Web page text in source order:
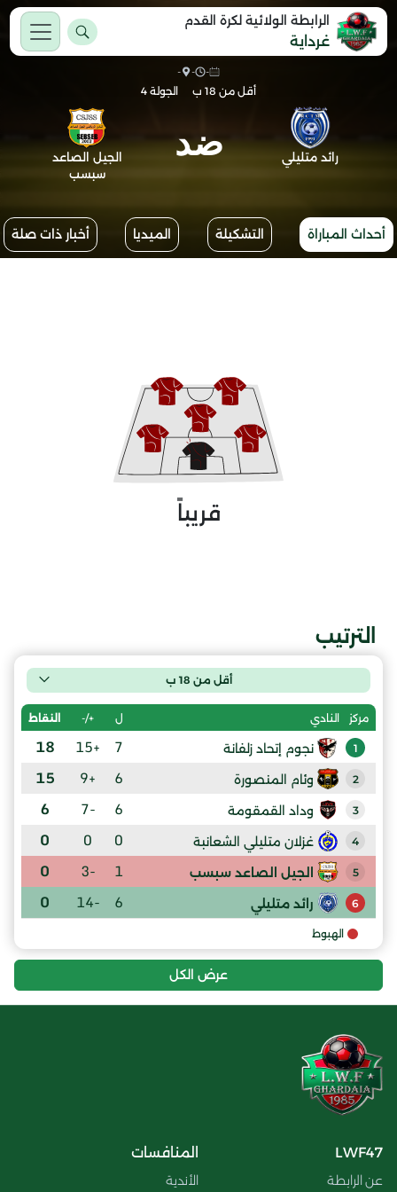
الرابطة الولائية لكرة القدم
غرداية
-
-
-
أقل من 18 ب
الجولة 4
رائد متليلي ضد
الجيل الصاعد
سبسب
أحداث المباراة التشكيلة الميديا أخبار ذات صلة
قريباً
الترتيب
أقل من 18 ب
مركز النادي ل +/- النقاط
1 نجوم إتحاد زلفانة 7
+15
18
2 وئام المنصورة 6
+9
15
3 وداد القمقومة 6
-7
6
4 غزلان متليلي الشعانبة 0
0
0
5 الجيل الصاعد سبسب 1
-3
0
6 رائد متليلي 6
-14
0
الهبوط
عرض الكل
LWF47
عن الرابطة
المنافسات
الأندية